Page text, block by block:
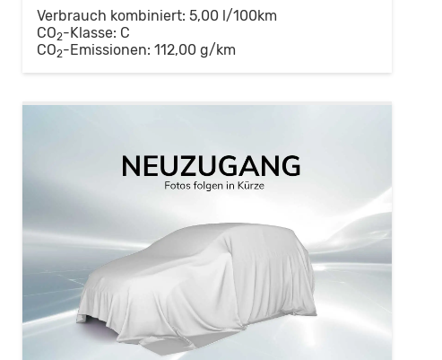
Verbrauch kombiniert: 5,00 l/100km
CO2-Klasse: C
CO2-Emissionen: 112,00 g/km